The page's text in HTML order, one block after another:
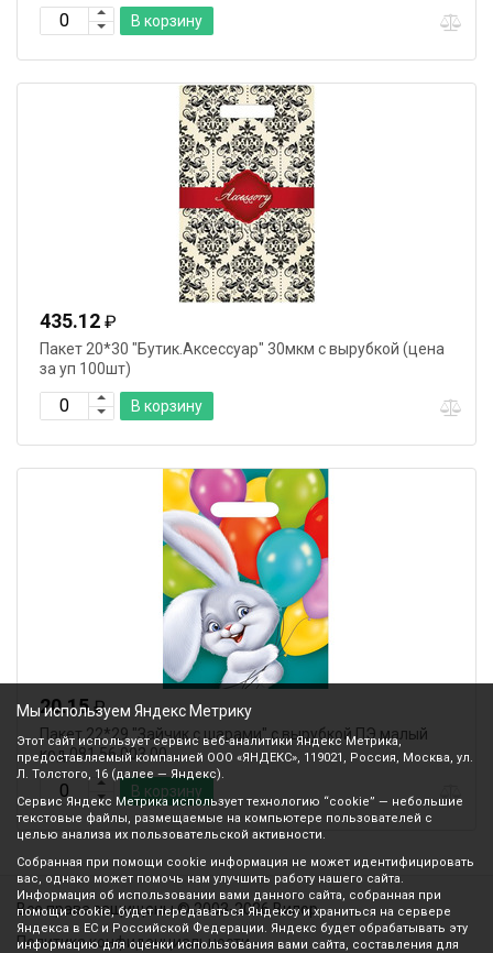
В корзину
435.12 ₽
Пакет 20*30 "Бутик.Аксессуар" 30мкм с вырубкой (цена
за уп 100шт)
В корзину
20.15₽
Пакет 22*29 "Зайчик с шарами" с вырубкой ПЭ малый
код 081 56.003.00
В корзину
Все права защищены © 2003-2026 Вилор
Политика конфиденциальности
Мы используем Яндекс Метрику
Этот сайт использует сервис веб-аналитики Яндекс Метрика,
предоставляемый компанией ООО «ЯНДЕКС», 119021, Россия, Москва, ул.
Л. Толстого, 16 (далее — Яндекс).
Сервис Яндекс Метрика использует технологию “cookie” — небольшие
текстовые файлы, размещаемые на компьютере пользователей с
целью анализа их пользовательской активности.
Собранная при помощи cookie информация не может идентифицировать
вас, однако может помочь нам улучшить работу нашего сайта.
Информация об использовании вами данного сайта, собранная при
помощи cookie, будет передаваться Яндексу и храниться на сервере
Яндекса в ЕС и Российской Федерации. Яндекс будет обрабатывать эту
информацию для оценки использования вами сайта, составления для